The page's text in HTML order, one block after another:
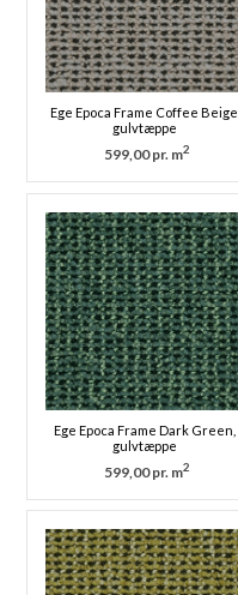
Ege Epoca Frame Coffee Beige,
gulvtæppe
599,00 pr. m2
Ege Epoca Frame Dark Green,
gulvtæppe
599,00 pr. m2